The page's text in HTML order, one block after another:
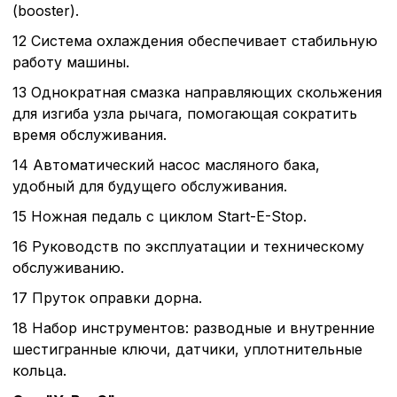
(booster).
12 Система охлаждения обеспечивает стабильную
работу машины.
13 Однократная смазка направляющих скольжения
для изгиба узла рычага, помогающая сократить
время обслуживания.
14 Автоматический насос масляного бака,
удобный для будущего обслуживания.
15 Ножная педаль с циклом Start-E-Stop.
16 Руководств по эксплуатации и техническому
обслуживанию.
17 Пруток оправки дорна.
18 Набор инструментов: разводные и внутренние
шестигранные ключи, датчики, уплотнительные
кольца.
Политика в